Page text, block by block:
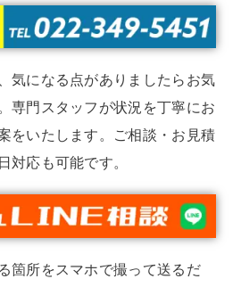
気になる点がありましたらお気
専門スタッフが状況を丁寧にお
をいたします。ご相談・お見積
対応も可能です。
箇所をスマホで撮って送るだ